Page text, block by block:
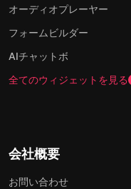
オーディオプレーヤー
フォームビルダー
AIチャットボ
全てのウィジェットを見る
会社概要
お問い合わせ